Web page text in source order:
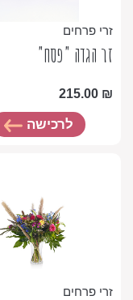
זרי פרחים
זר הגדה "פסח"
215.00 ₪
לרכישה
זרי פרחים